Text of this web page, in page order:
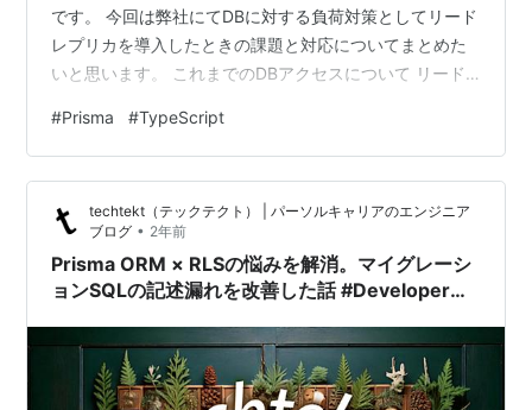
です。 今回は弊社にてDBに対する負荷対策としてリード
レプリカを導入したときの課題と対応についてまとめた
いと思います。 これまでのDBアクセスについて リード
れまでの実装や方針を紹介したいと思います。 Prisma ゼ
ストではORMとしてPrismaを採用しています。
www.prisma.io Prismaについてはすでに多くの記事で紹
介されているかと思いますが、使いやすく開発体験が良
いため今ではゼストの開発にとってなくてはならない
存…
#Prisma #TypeScript
techtekt（テックテクト） | パーソルキャリアのエンジニア
ブログ • 2年前
Prisma ORM × RLSの悩みを解消。マイグレーシ
ョンSQLの記述漏れを改善した話 #Developer＆